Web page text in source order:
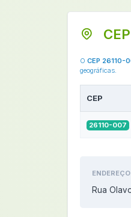
O CEP 26110-
geográficas.
CEP
26110-007
Rua